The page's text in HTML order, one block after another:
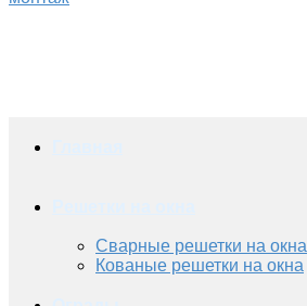
Сварные решетки на окна
Кованые решетки на окна